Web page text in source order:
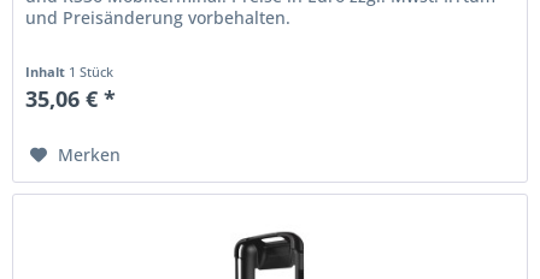
und Preisänderung vorbehalten.
Inhalt 1 Stück
35,06 € *
Merken